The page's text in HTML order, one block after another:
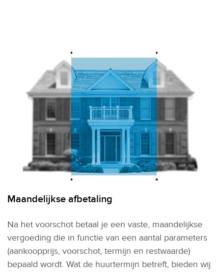
Maandelijkse afbetaling
Na het voorschot betaal je een vaste, maandelijkse
vergoeding die in functie van een aantal parameters
(aankoopprijs, voorschot, termijn en restwaarde)
bepaald wordt. Wat de huurtermijn betreft, bieden wij